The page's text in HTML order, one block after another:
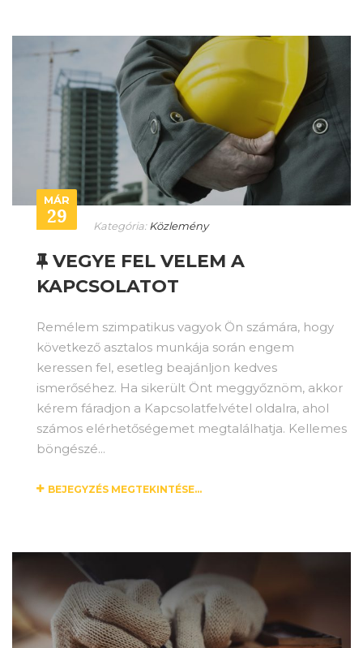
MÁR
29 Kategória:Közlemény
VEGYE FEL VELEM A
KAPCSOLATOT
Remélem szimpatikus vagyok Ön számára, hogy
következő asztalos munkája során engem
keressen fel, esetleg beajánljon kedves
ismerőséhez. Ha sikerült Önt meggyőznöm, akkor
kérem fáradjon a Kapcsolatfelvétel oldalra, ahol
számos elérhetőségemet megtalálhatja. Kellemes
böngészé...
BEJEGYZÉS MEGTEKINTÉSE...